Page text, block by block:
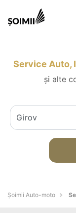
Service Auto,
și alte
Șoimii Auto-moto